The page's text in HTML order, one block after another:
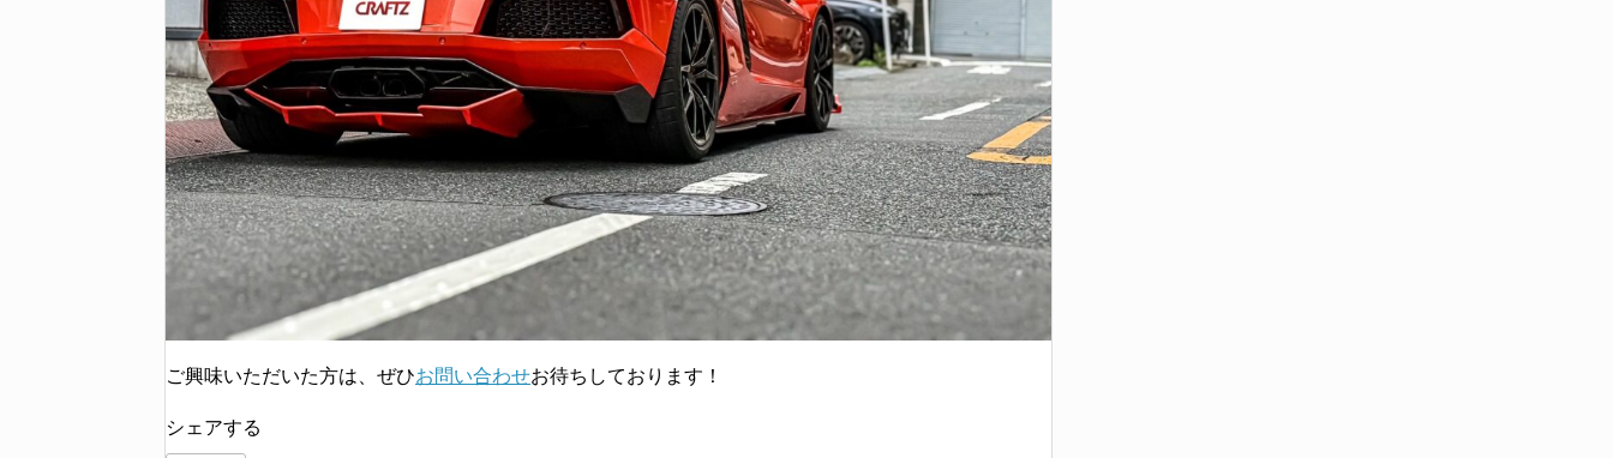
ご興味いただいた方は、ぜひお問い合わせお待ちしております！
シェアする